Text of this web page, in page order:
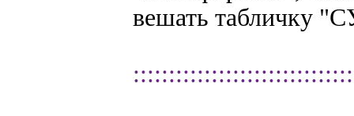
вешать табличку